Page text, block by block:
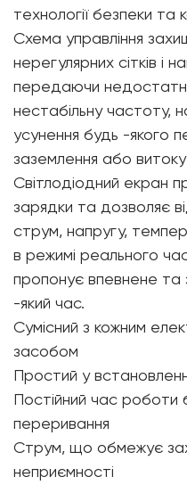
технології безпеки та
Схема управління
нерегулярних сітків і
передаючи
нестабільну частоту,
усунення будь -якого
заземлення або витоку
Світлодіодний екран
зарядки та дозволяє
струм, напругу,
в режимі реального
пропонує впевнене та
-який час.
Сумісний з кожним
засобом
Простий у
Постійний час роботи
переривання
Струм, що обмежує
неприємності